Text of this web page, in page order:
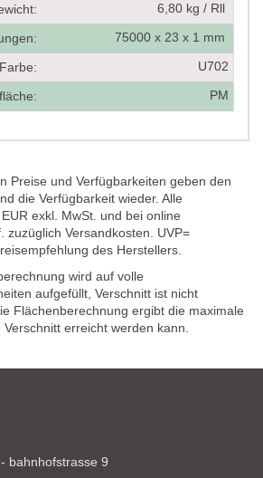
6,80 kg / Rll
75000 x 23 x 1 mm
Farbe: U702
PM
Preise und Verfügbarkeiten geben den
die Verfügbarkeit wieder. Alle
exkl. MwSt. und bei online
zuzüglich Versandkosten. UVP=
des Herstellers.
wird auf volle
aufgefüllt, Verschnitt ist nicht
Flächenberechnung ergibt die maximale
erreicht werden kann.
bahnhofstrasse 9